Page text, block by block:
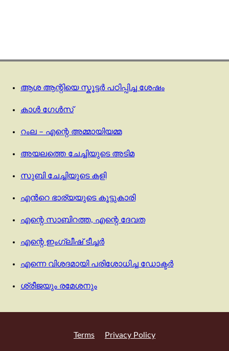
ആശ ആന്റിയെ സ്കൂട്ടർ പഠിപ്പിച്ച ശേഷം
കാൾ ഗേൾസ്
റംല – എന്റെ അമ്മായിയമ്മ
അയലത്തെ ചേച്ചിയുടെ അടിമ
സുബി ചേച്ചിയുടെ കളി
എന്‍റെ ഭാര്യയുടെ കൂട്ടുകാരി
എന്റെ സാബിറത്ത, എന്റെ ദേവത
എന്റെ ഇംഗ്ലീഷ് ടീച്ചർ
എന്നെ വിശദമായി പരിശോധിച്ച ഡോക്ടർ
ശ്രീജയും രമേശനും
Terms Privacy Policy